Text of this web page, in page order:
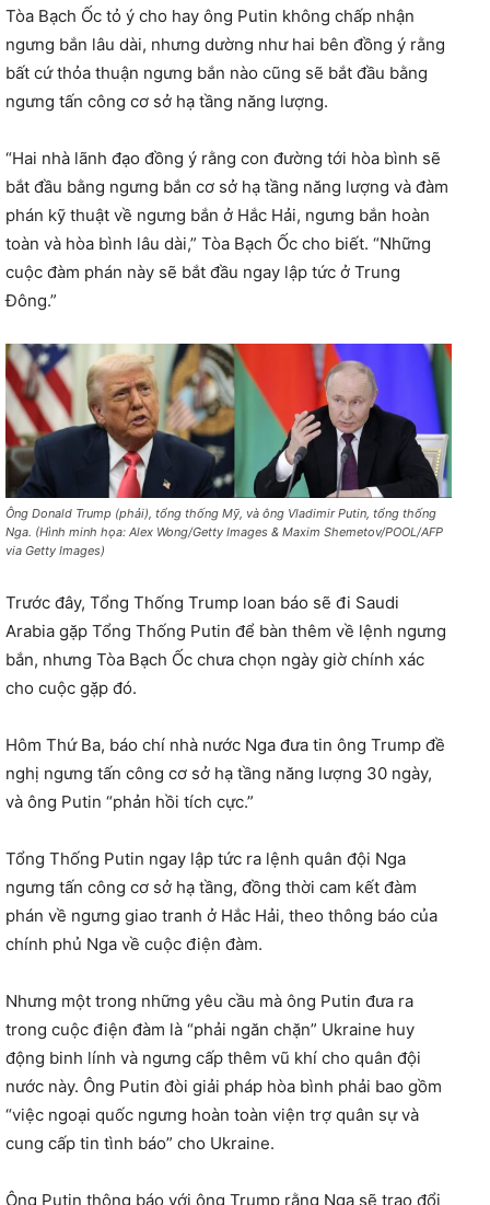
Tòa Bạch Ốc tỏ ý cho hay ông Putin không chấp nhận
ngưng bắn lâu dài, nhưng dường như hai bên đồng ý rằng
bất cứ thỏa thuận ngưng bắn nào cũng sẽ bắt đầu bằng
ngưng tấn công cơ sở hạ tầng năng lượng.
“Hai nhà lãnh đạo đồng ý rằng con đường tới hòa bình sẽ
bắt đầu bằng ngưng bắn cơ sở hạ tầng năng lượng và đàm
phán kỹ thuật về ngưng bắn ở Hắc Hải, ngưng bắn hoàn
toàn và hòa bình lâu dài,” Tòa Bạch Ốc cho biết. “Những
cuộc đàm phán này sẽ bắt đầu ngay lập tức ở Trung
Đông.”
Ông Donald Trump (phải), tổng thống Mỹ, và ông Vladimir Putin, tổng thống
Nga. (Hình minh họa: Alex Wong/Getty Images & Maxim Shemetov/POOL/AFP
via Getty Images)
Trước đây, Tổng Thống Trump loan báo sẽ đi Saudi
Arabia gặp Tổng Thống Putin để bàn thêm về lệnh ngưng
bắn, nhưng Tòa Bạch Ốc chưa chọn ngày giờ chính xác
cho cuộc gặp đó.
Hôm Thứ Ba, báo chí nhà nước Nga đưa tin ông Trump đề
nghị ngưng tấn công cơ sở hạ tầng năng lượng 30 ngày,
và ông Putin “phản hồi tích cực.”
Tổng Thống Putin ngay lập tức ra lệnh quân đội Nga
ngưng tấn công cơ sở hạ tầng, đồng thời cam kết đàm
phán về ngưng giao tranh ở Hắc Hải, theo thông báo của
chính phủ Nga về cuộc điện đàm.
Nhưng một trong những yêu cầu mà ông Putin đưa ra
trong cuộc điện đàm là “phải ngăn chặn” Ukraine huy
động binh lính và ngưng cấp thêm vũ khí cho quân đội
nước này. Ông Putin đòi giải pháp hòa bình phải bao gồm
“việc ngoại quốc ngưng hoàn toàn viện trợ quân sự và
cung cấp tin tình báo” cho Ukraine.
Ông Putin thông báo với ông Trump rằng Nga sẽ trao đổi